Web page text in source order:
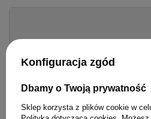
Konfiguracja zgód
Dbamy o Twoją prywatność
Sklep korzysta z plików cookie w